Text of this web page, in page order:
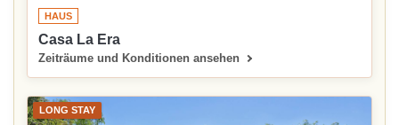
HAUS
Casa La Era
Zeiträume und Konditionen ansehen
LONG STAY